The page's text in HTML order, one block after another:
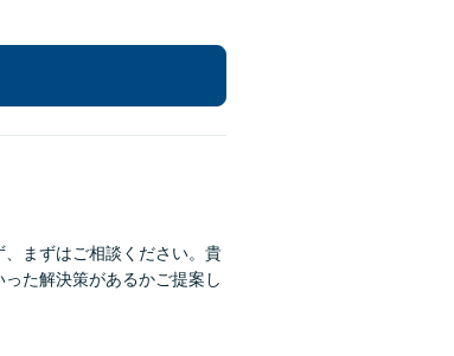
まずはご相談ください。貴
た解決策があるかご提案し